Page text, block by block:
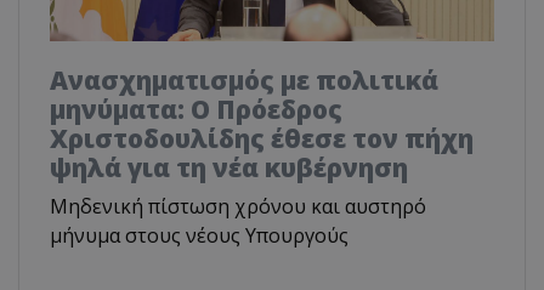
Ανασχηματισμός με πολιτικά
μηνύματα: Ο Πρόεδρος
Χριστοδουλίδης έθεσε τον πήχη
ψηλά για τη νέα κυβέρνηση
Μηδενική πίστωση χρόνου και αυστηρό
μήνυμα στους νέους Υπουργούς